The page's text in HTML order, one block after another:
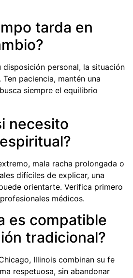
tarda en
disposición personal, la situación
paciencia, mantén una
siempre el equilibrio
necesito
mala racha prolongada o
difíciles de explicar, una
orientarte. Verifica primero
médicos.
es compatible
tradicional?
Illinois combinan su fe
respetuosa, sin abandonar